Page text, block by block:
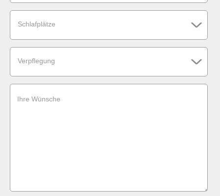
Schlafplätze
Verpflegung
Ihre Wünsche